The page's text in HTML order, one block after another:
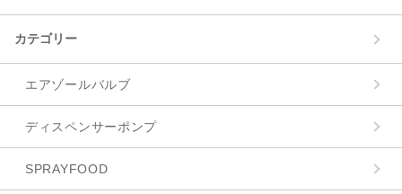
カテゴリー
エアゾールバルブ
ディスペンサーポンプ
SPRAYFOOD